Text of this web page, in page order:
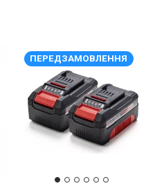
ПЕРЕДЗАМОВЛЕННЯ